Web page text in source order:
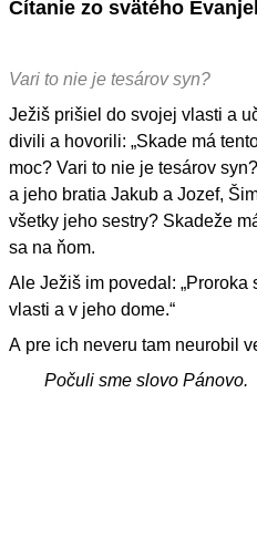
Čítanie zo svätého
Vari to nie je tesárov syn?
Ježiš prišiel do svojej vlasti a
divili a hovorili: „Skade má
moc? Vari to nie je tesárov
a jeho bratia Jakub a Jozef,
všetky jeho sestry? Skadeže
sa na ňom.
Ale Ježiš im povedal:
vlasti a v jeho dome.“
A pre ich neveru tam neurobil
Počuli sme slovo Pánovo.